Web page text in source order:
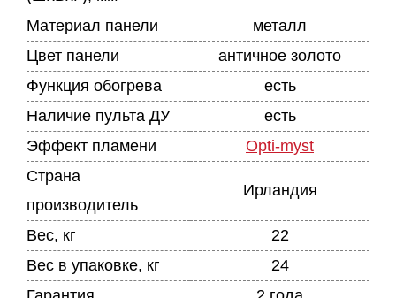
Материал панели
металл
Цвет панели
античное золото
Функция обогрева
есть
Наличие пульта ДУ
есть
Эффект пламени
Opti-myst
Страна
производитель
Ирландия
Вес, кг
22
Вес в упаковке, кг
24